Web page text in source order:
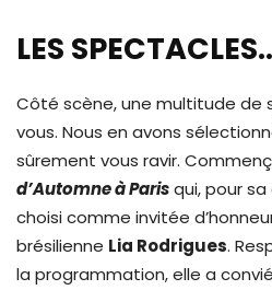
LES
Côté scène, une multitude de
vous. Nous en avons
sûrement vous ravir.
d’Automne à Parisqui, pour
choisi comme invitée
brésilienne Lia Rodrigues.
la programmation, elle a